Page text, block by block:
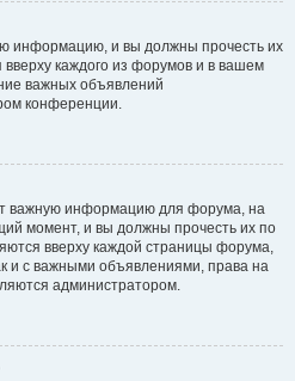
информацию, и вы должны прочесть их
каждого из форумов и в вашем
важных объявлений
конференции.
важную информацию для форума, на
момент, и вы должны прочесть их по
вверху каждой страницы форума,
и с важными объявлениями, права на
администратором.